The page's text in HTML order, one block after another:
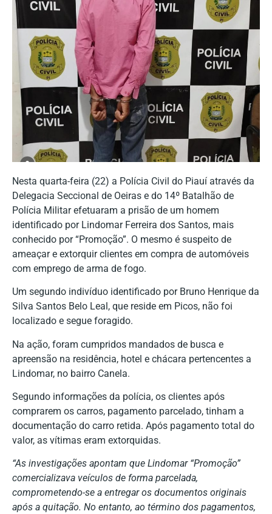
Nesta quarta-feira (22) a Polícia Civil do Piauí através da
Delegacia Seccional de Oeiras e do 14º Batalhão de
Polícia Militar efetuaram a prisão de um homem
identificado por Lindomar Ferreira dos Santos, mais
conhecido por “Promoção”. O mesmo é suspeito de
ameaçar e extorquir clientes em compra de automóveis
com emprego de arma de fogo.
Um segundo indivíduo identificado por Bruno Henrique da
Silva Santos Belo Leal, que reside em Picos, não foi
localizado e segue foragido.
Na ação, foram cumpridos mandados de busca e
apreensão na residência, hotel e chácara pertencentes a
Lindomar, no bairro Canela.
Segundo informações da polícia, os clientes após
comprarem os carros, pagamento parcelado, tinham a
documentação do carro retida. Após pagamento total do
valor, as vítimas eram extorquidas.
“As investigações apontam que Lindomar “Promoção”
comercializava veículos de forma parcelada,
comprometendo-se a entregar os documentos originais
após a quitação. No entanto, ao término dos pagamentos,